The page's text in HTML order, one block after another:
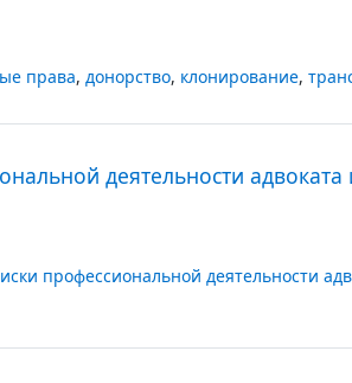
права, донорство, клонирование,
деятельности адвоката
профессиональной деятельности